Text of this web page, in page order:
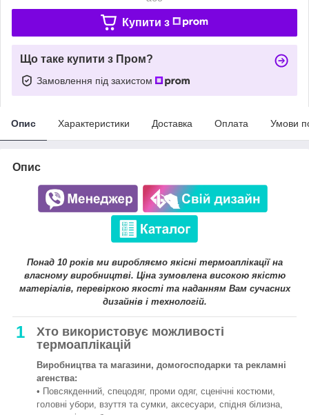
Купити з
Що таке купити з Пром?
Замовлення під захистом
Опис Характеристики Доставка Оплата Умови
Опис
Понад 10 років ми виробляємо якісні термоаплікації на
власному виробництві. Ціна зумовлена високою якістю
матеріалів, перевіркою якості та наданням Вам сучасних
дизайнів і технологій.
1
Хто використовує можливості
термоаплікацій
Виробництва та магазини, домогосподарки та рекламні
агенства:
• Повсякденний, спецодяг, проми одяг, сценічні костюми,
головні убори, взуття та сумки, аксесуари, спідня білизна,